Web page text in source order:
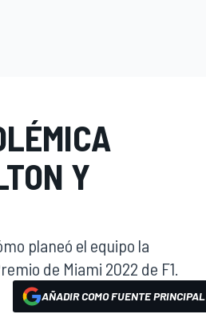
Y
planeó el equipo la
de Miami 2022 de F1.
AÑADIR COMO FUENTE PRINCIPAL